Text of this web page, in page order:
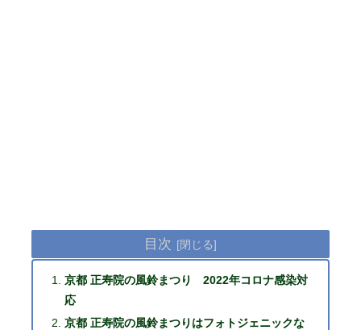
目次
京都 正寿院の風鈴まつり 2022年コロナ感染対
応
京都 正寿院の風鈴まつりはフォトジェニックな